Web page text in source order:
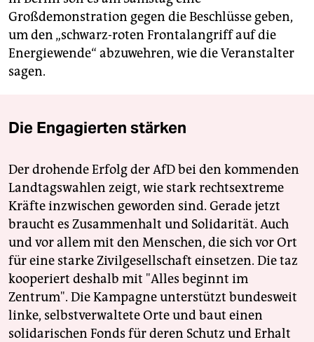
Großdemonstration gegen die Beschlüsse geben,
um den „schwarz-roten Frontalangriff auf die
Energiewende“ abzuwehren, wie die Veranstalter
sagen.
Die Engagierten stärken
Der drohende Erfolg der AfD bei den kommenden
Landtagswahlen zeigt, wie stark rechtsextreme
Kräfte inzwischen geworden sind. Gerade jetzt
braucht es Zusammenhalt und Solidarität. Auch
und vor allem mit den Menschen, die sich vor Ort
für eine starke Zivilgesellschaft einsetzen. Die taz
kooperiert deshalb mit "Alles beginnt im
Zentrum". Die Kampagne unterstützt bundesweit
linke, selbstverwaltete Orte und baut einen
solidarischen Fonds für deren Schutz und Erhalt